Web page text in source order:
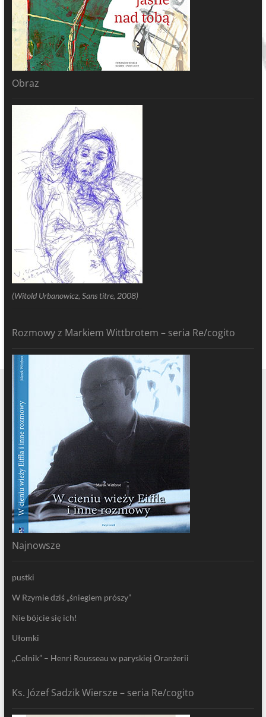
Obraz
(Witold Urbanowicz, Sans titre, 2008)
Rozmowy z Markiem Wittbrotem – seria Re/cogito
Najnowsze
pustki
W Rzymie dziś „śniegiem prószy”
Nie bójcie się ich!
Ułomki
,,Celnik” – Henri Rousseau w paryskiej Oranżerii
Ks. Józef Sadzik Wiersze – seria Re/cogito